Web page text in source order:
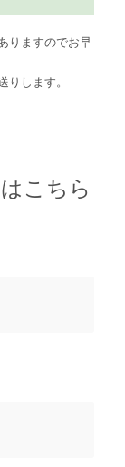
りますのでお早
りします。
こちら